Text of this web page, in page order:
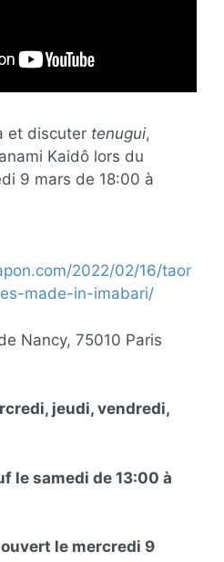
et discuter tenugui,
Kaidô lors du
9 mars de 18:00 à
2022/02/16/taor
made-in-imabari/
Nancy, 75010 Paris
jeudi, vendredi,
le samedi de 13:00 à
le mercredi 9